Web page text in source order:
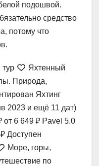
подошвой.
средство
потому что
Яхтенный
Природа,
Яхтинг
2023 и ещё 11 дат)
от 6 649 ₽ Pavel 5.0
Доступен
Море, горы,
по